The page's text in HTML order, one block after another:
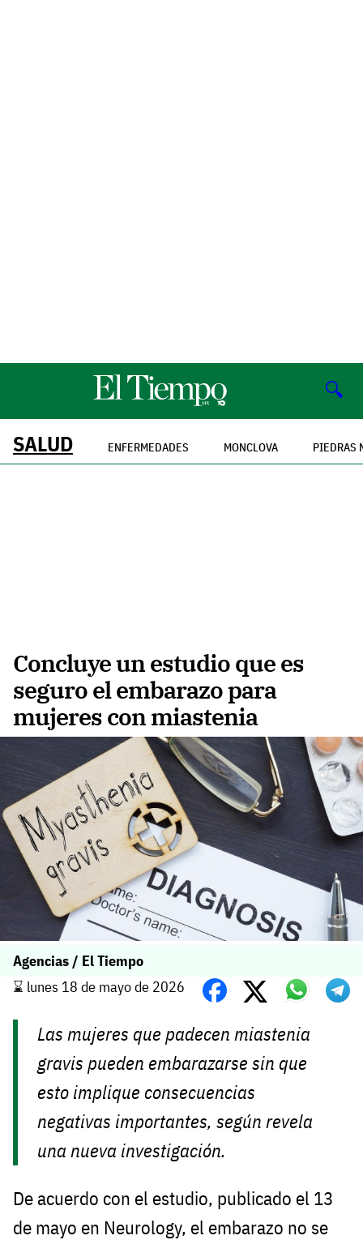
🔍
SALUD ENFERMEDADES MONCLOVA PIEDRAS
Concluye un estudio que es
seguro el embarazo para
mujeres con miastenia
Agencias / El Tiempo
⌛️ lunes 18 de mayo de 2026
Las mujeres que padecen miastenia
gravis pueden embarazarse sin que
esto implique consecuencias
negativas importantes, según revela
una nueva investigación.
De acuerdo con el estudio, publicado el 13
de mayo en Neurology, el embarazo no se